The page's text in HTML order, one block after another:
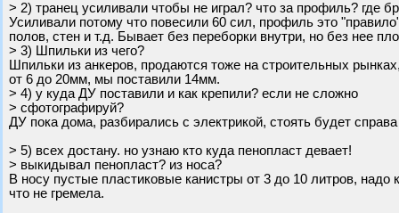
> 2) транец усиливали чтобы не играл? что за профиль? где
Усиливали потому что повесили 60 сил, профиль это
полов, стен и т.д. Бывает без переборки внутри, но без нее
> 3) Шпильки из чего?
Шпильки из анкеров, продаются тоже на строительных
от 6 до 20мм, мы поставили 14мм.
> 4) у куда ДУ поставили и как крепили? если не сложно
> сфотографируй?
ДУ пока дома, разбирались с электрикой, стоять будет
> 5) всех достану. но узнаю кто куда пенопласт девает!
> выкидывал пенопласт? из носа?
В носу пустые пластиковые канистры от 3 до 10 литров,
что не гремела.